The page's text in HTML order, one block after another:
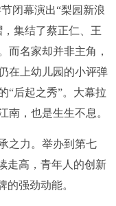
闭幕演出“梨园新浪
集结了蔡正仁、王
而名家却并非主角，
在上幼儿园的小评弹
“后起之秀”。大幕拉
南，也是生生不息。
力。举办到第七
走高，青年人的创新
的强劲动能。